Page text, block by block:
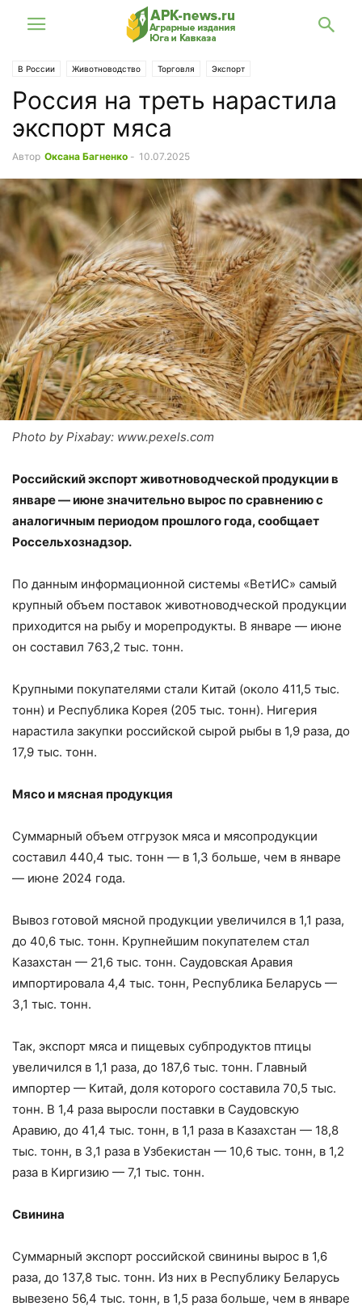
В России Животноводство Торговля Экспорт
Россия на треть нарастила
экспорт мяса
Автор Оксана Багненко - 10.07.2025
Photo by Pixabay: www.pexels.com
Российский экспорт животноводческой продукции в
январе — июне значительно вырос по сравнению с
аналогичным периодом прошлого года, сообщает
Россельхознадзор.
По данным информационной системы «ВетИС» самый
крупный объем поставок животноводческой продукции
приходится на рыбу и морепродукты. В январе — июне
он составил 763,2 тыс. тонн.
Крупными покупателями стали Китай (около 411,5 тыс.
тонн) и Республика Корея (205 тыс. тонн). Нигерия
нарастила закупки российской сырой рыбы в 1,9 раза, до
17,9 тыс. тонн.
Мясо и мясная продукция
Суммарный объем отгрузок мяса и мясопродукции
составил 440,4 тыс. тонн — в 1,3 больше, чем в январе
— июне 2024 года.
Вывоз готовой мясной продукции увеличился в 1,1 раза,
до 40,6 тыс. тонн. Крупнейшим покупателем стал
Казахстан — 21,6 тыс. тонн. Саудовская Аравия
импортировала 4,4 тыс. тонн, Республика Беларусь —
3,1 тыс. тонн.
Так, экспорт мяса и пищевых субпродуктов птицы
увеличился в 1,1 раза, до 187,6 тыс. тонн. Главный
импортер — Китай, доля которого составила 70,5 тыс.
тонн. В 1,4 раза выросли поставки в Саудовскую
Аравию, до 41,4 тыс. тонн, в 1,1 раза в Казахстан — 18,8
тыс. тонн, в 3,1 раза в Узбекистан — 10,6 тыс. тонн, в 1,2
раза в Киргизию — 7,1 тыс. тонн.
Свинина
Суммарный экспорт российской свинины вырос в 1,6
раза, до 137,8 тыс. тонн. Из них в Республику Беларусь
вывезено 56,4 тыс. тонн, в 1,5 раза больше, чем в январе